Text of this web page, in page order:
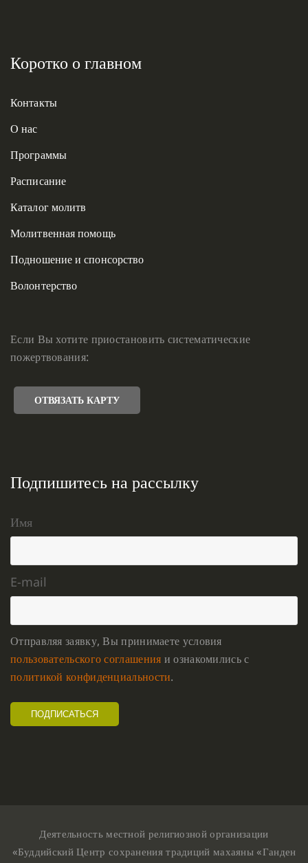
Коротко о главном
Контакты
О нас
Программы
Расписание
Каталог молитв
Молитвенная помощь
Подношение и спонсорство
Волонтерство
Если Вы хотите приостановить систематические
пожертвования:
ОТВЯЗАТЬ КАРТУ
Подпишитесь на рассылку
Имя
E-mail
Отправляя заявку, Вы принимаете условия
пользовательского соглашения и ознакомились с
политикой конфиденциальности.
Деятельность местной религиозной организации
«Буддийский Центр сохранения традиций махаяны «Ганден